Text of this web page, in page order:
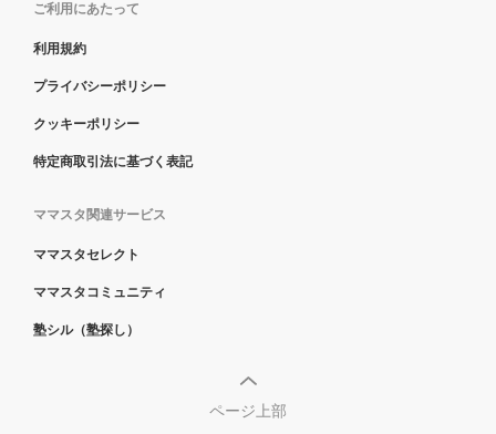
ご利用にあたって
利用規約
プライバシーポリシー
クッキーポリシー
特定商取引法に基づく表記
ママスタ関連サービス
ママスタセレクト
ママスタコミュニティ
塾シル（塾探し）
ページ上部